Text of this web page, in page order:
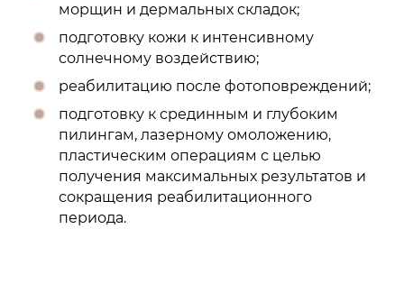
морщин и дермальных складок;
подготовку кожи к интенсивному
солнечному воздействию;
реабилитацию после фотоповреждений;
подготовку к срединным и глубоким
пилингам, лазерному омоложению,
пластическим операциям с целью
получения максимальных результатов и
сокращения реабилитационного
периода.